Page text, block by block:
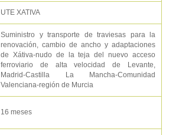
UTE XATIVA
Suministro y transporte de traviesas para la
renovación, cambio de ancho y adaptaciones
de Xátiva-nudo de la teja del nuevo acceso
ferroviario de alta velocidad de Levante,
Madrid-Castilla La Mancha-Comunidad
Valenciana-región de Murcia
16 meses